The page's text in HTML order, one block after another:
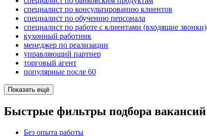
специалист по консультированию клиентов
специалист по обучению персонала
специалист по работе с клиентами (входящие звонки)
кухонный работник
менеджер по реализации
управляющий партнер
торговый агент
популярные после 60
Показать ещё
Быстрые фильтры подбора вакансий
Без опыта работы